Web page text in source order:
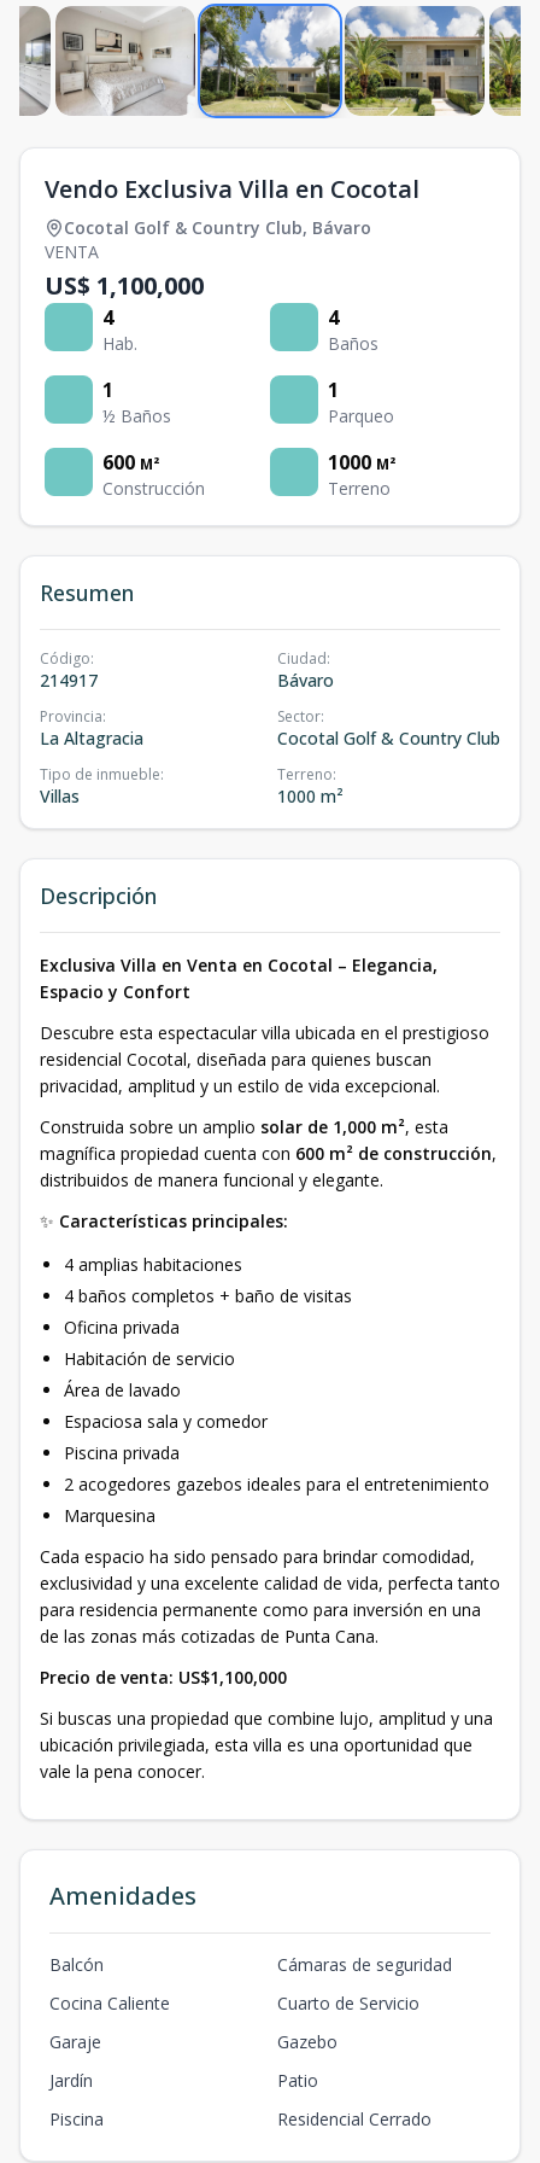
Vendo Exclusiva Villa en Cocotal
Cocotal Golf & Country Club, Bávaro
VENTA
US$ 1,100,000
4
Hab.
4
Baños
1
½ Baños
1
Parqueo
600 M²
Construcción
1000 M²
Terreno
Resumen
Código:
214917
Ciudad:
Bávaro
Provincia:
La Altagracia
Sector:
Cocotal Golf & Country Club
Tipo de inmueble:
Villas
Terreno:
1000 m²
Descripción
Exclusiva Villa en Venta en Cocotal – Elegancia,
Espacio y Confort
Descubre esta espectacular villa ubicada en el prestigioso
residencial Cocotal, diseñada para quienes buscan
privacidad, amplitud y un estilo de vida excepcional.
Construida sobre un amplio solar de 1,000 m², esta
magnífica propiedad cuenta con 600 m² de construcción,
distribuidos de manera funcional y elegante.
✨ Características principales:
4 amplias habitaciones
4 baños completos + baño de visitas
Oficina privada
Habitación de servicio
Área de lavado
Espaciosa sala y comedor
Piscina privada
2 acogedores gazebos ideales para el entretenimiento
Marquesina
Cada espacio ha sido pensado para brindar comodidad,
exclusividad y una excelente calidad de vida, perfecta tanto
para residencia permanente como para inversión en una
de las zonas más cotizadas de Punta Cana.
Precio de venta: US$1,100,000
Si buscas una propiedad que combine lujo, amplitud y una
ubicación privilegiada, esta villa es una oportunidad que
vale la pena conocer.
Amenidades
Balcón
Cámaras de seguridad
Cocina Caliente
Cuarto de Servicio
Garaje
Gazebo
Jardín
Patio
Piscina
Residencial Cerrado